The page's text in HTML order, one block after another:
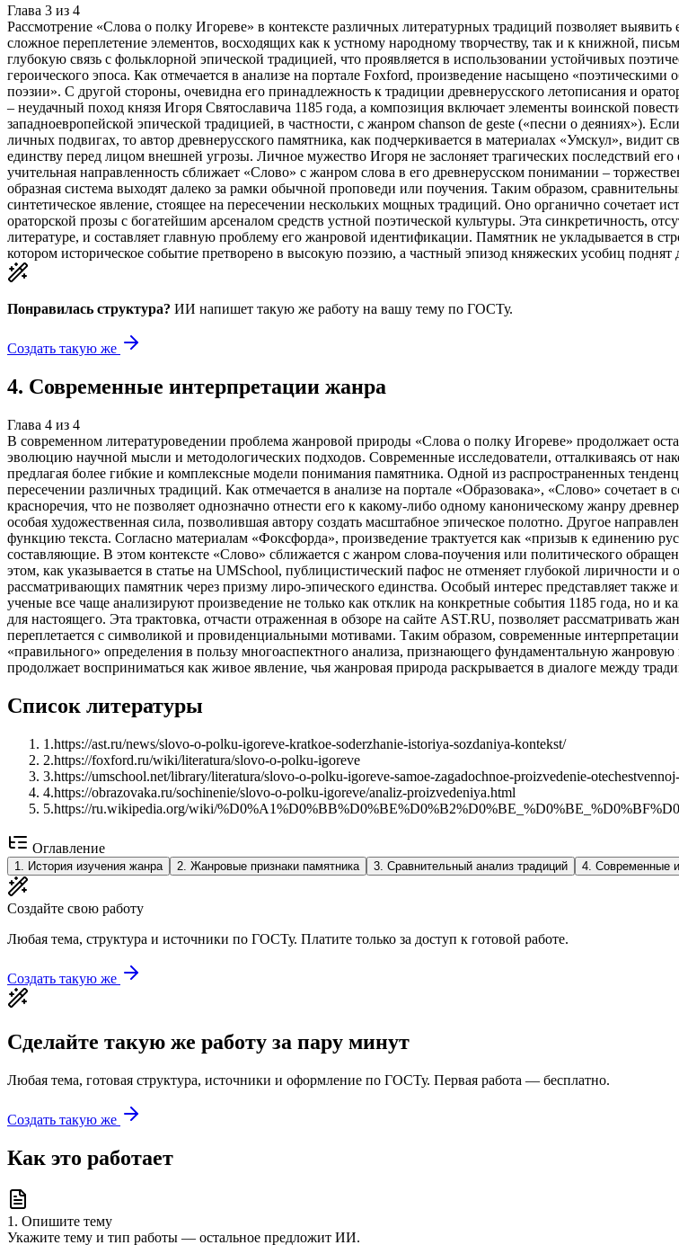
Глава 3 из 4
Рассмотрение «Слова о полку Игореве» в контексте различных литературных традиций позволяет
сложное переплетение элементов, восходящих как к устному народному творчеству, так и к книжной,
глубокую связь с фольклорной эпической традицией, что проявляется в использовании устойчивых
героического эпоса. Как отмечается в анализе на портале Foxford, произведение насыщено
поэзии». С другой стороны, очевидна его принадлежность к традиции древнерусского летописания и
– неудачный поход князя Игоря Святославича 1185 года, а композиция включает элементы воинской
западноевропейской эпической традицией, в частности, с жанром chanson de geste («песни о деяниях»).
личных подвигах, то автор древнерусского памятника, как подчеркивается в материалах «Умскул»,
единству перед лицом внешней угрозы. Личное мужество Игоря не заслоняет трагических последствий
учительная направленность сближает «Слово» с жанром слова в его древнерусском понимании –
образная система выходят далеко за рамки обычной проповеди или поучения. Таким образом,
синтетическое явление, стоящее на пересечении нескольких мощных традиций. Оно органично сочетает
ораторской прозы с богатейшим арсеналом средств устной поэтической культуры. Эта синкретичность,
литературе, и составляет главную проблему его жанровой идентификации. Памятник не укладывается в
котором историческое событие претворено в высокую поэзию, а частный эпизод княжеских усобиц
Понравилась структура? ИИ напишет такую же работу на вашу тему по ГОСТу.
Создать такую же
4. Современные интерпретации жанра
Глава 4 из 4
В современном литературоведении проблема жанровой природы «Слова о полку Игореве» продолжает
эволюцию научной мысли и методологических подходов. Современные исследователи, отталкиваясь от
предлагая более гибкие и комплексные модели понимания памятника. Одной из распространенных
пересечении различных традиций. Как отмечается в анализе на портале «Образовака», «Слово» сочетает
красноречия, что не позволяет однозначно отнести его к какому-либо одному каноническому жанру
особая художественная сила, позволившая автору создать масштабное эпическое полотно. Другое
функцию текста. Согласно материалам «Фоксфорда», произведение трактуется как «призыв к единению
составляющие. В этом контексте «Слово» сближается с жанром слова-поучения или политического
этом, как указывается в статье на UMSchool, публицистический пафос не отменяет глубокой лиричности
рассматривающих памятник через призму лиро-эпического единства. Особый интерес представляет
ученые все чаще анализируют произведение не только как отклик на конкретные события 1185 года, но
для настоящего. Эта трактовка, отчасти отраженная в обзоре на сайте AST.RU, позволяет рассматривать
переплетается с символикой и провиденциальными мотивами. Таким образом, современные
«правильного» определения в пользу многоаспектного анализа, признающего фундаментальную
продолжает восприниматься как живое явление, чья жанровая природа раскрывается в диалоге между
Список литературы
1 .https://ast.ru/news/slovo-o-polku-igoreve-kratkoe-soderzhanie-istoriya-sozdaniya-kontekst/
2.https://foxford.ru/wiki/literatura/slovo-o-polku-igoreve
3.https://umschool.net/library/literatura/slovo-o-polku-igoreve-samoe-zagadochnoe-proizvedenie-
4.https://obrazovaka.ru/sochinenie/slovo-o-polku-igoreve/analiz-proizvedeniya.html
5.https://ru.wikipedia.org/wiki/
Оглавление
1 История изучения жанра 2 Жанровые признаки памятника 3 Сравнительный анализ традиций 4 Современные
Создайте свою работу
Любая тема, структура и источники по ГОСТу. Платите только за доступ к готовой работе.
Создать такую же
Сделайте такую же работу за пару минут
Любая тема, готовая структура, источники и оформление по ГОСТу. Первая работа — бесплатно.
Создать такую же
Как это работает
1 . Опишите тему
Укажите тему и тип работы — остальное предложит ИИ.